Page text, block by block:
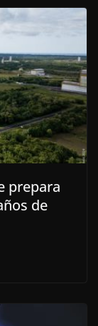
prepara
de